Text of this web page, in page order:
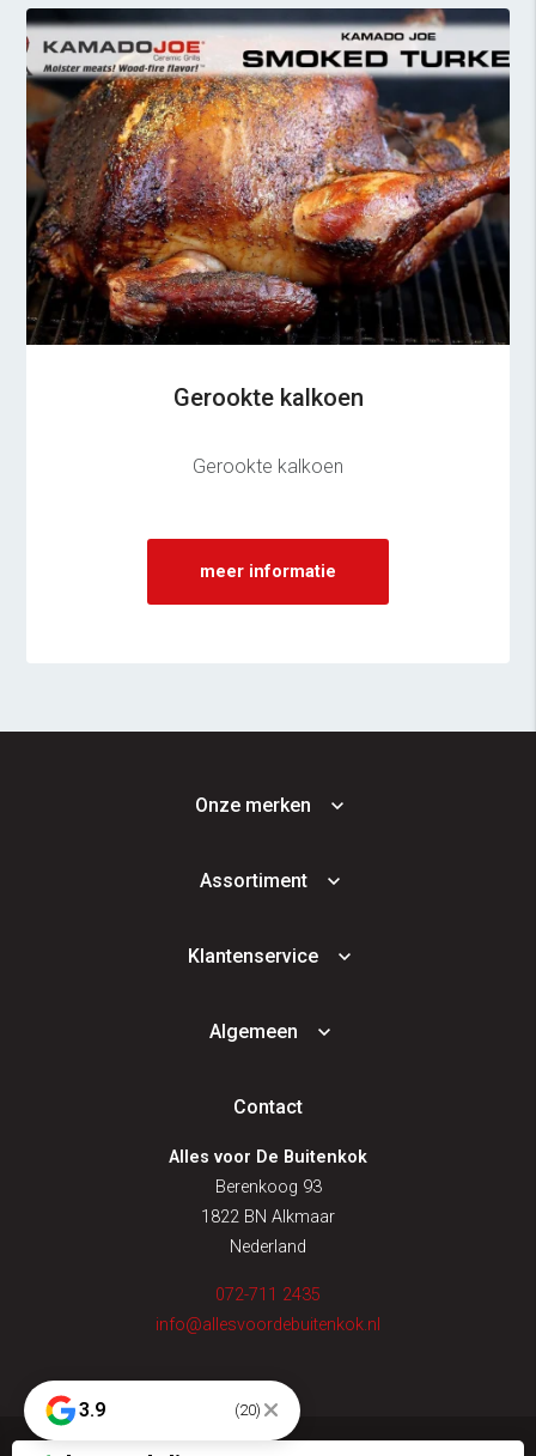
Gerookte kalkoen
Gerookte kalkoen
meer informatie
Onze merken
Assortiment
Klantenservice
Algemeen
Contact
Alles voor De Buitenkok
Berenkoog 93
1822 BN Alkmaar
Nederland
072-711 2435
info@allesvoordebuitenkok.nl
3.9 (20)